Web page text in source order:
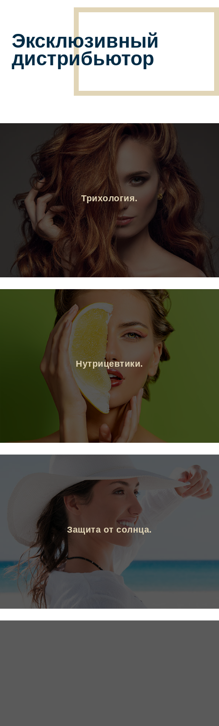
Эксклюзивный
дистрибьютор
Трихология.
Нутрицевтики.
Защита от солнца.